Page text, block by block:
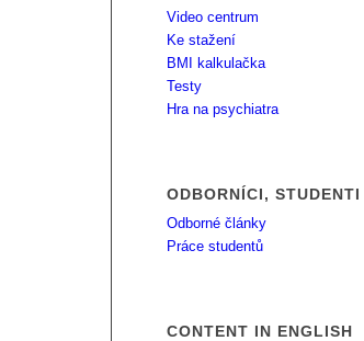
Video centrum
Ke stažení
BMI kalkulačka
Testy
Hra na psychiatra
ODBORNÍCI, STUDENTI
Odborné články
Práce studentů
CONTENT IN ENGLISH